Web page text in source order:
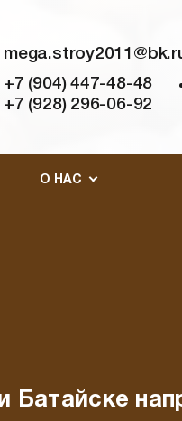
+7 (904) 447-48-48
+7 (928) 296-06-92
О НАС
Батайске